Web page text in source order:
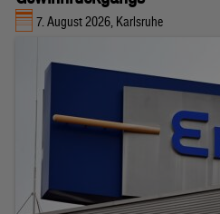
7. August 2026, Karlsruhe